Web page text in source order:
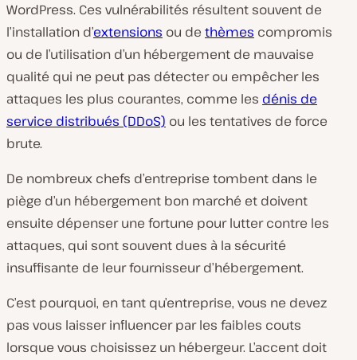
WordPress. Ces vulnérabilités résultent souvent de
l’installation d’extensions ou de thèmes compromis
ou de l’utilisation d’un hébergement de mauvaise
qualité qui ne peut pas détecter ou empêcher les
attaques les plus courantes, comme les dénis de
service distribués (DDoS) ou les tentatives de force
brute.
De nombreux chefs d’entreprise tombent dans le
piège d’un hébergement bon marché et doivent
ensuite dépenser une fortune pour lutter contre les
attaques, qui sont souvent dues à la sécurité
insuffisante de leur fournisseur d’hébergement.
C’est pourquoi, en tant qu’entreprise, vous ne devez
pas vous laisser influencer par les faibles couts
lorsque vous choisissez un hébergeur. L’accent doit